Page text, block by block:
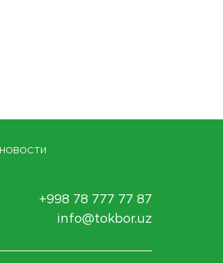
НОВОСТИ
+998 78 777 77 87
info@tokbor.uz